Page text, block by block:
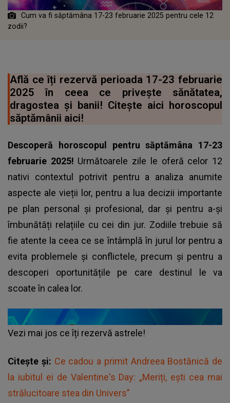
Cum va fi săptămâna 17-23 februarie 2025 pentru cele 12
zodii?
Află ce îți rezervă perioada 17-23 februarie
2025 în ceea ce privește sănătatea,
dragostea și banii! Citește aici horoscopul
săptămânii aici!
Descoperă horoscopul pentru săptămâna 17-23
februarie 2025! Următoarele zile le oferă celor 12
nativi contextul potrivit pentru a analiza anumite
aspecte ale vieții lor, pentru a lua decizii importante
pe plan personal și profesional, dar și pentru a-și
îmbunătăți relațiile cu cei din jur. Zodiile trebuie să
fie atente la ceea ce se întâmplă în jurul lor pentru a
evita problemele și conflictele, precum și pentru a
descoperi oportunitățile pe care destinul le va
scoate în calea lor.
Vezi mai jos ce îți rezervă astrele!
Citește și: Ce cadou a primit Andreea Bostănică de
la iubitul ei de Valentine's Day: „Meriți, ești cea mai
strălucitoare stea din Univers”